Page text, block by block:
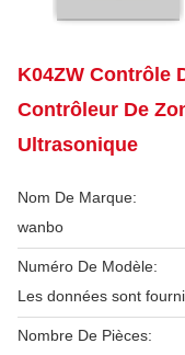
K04ZW Contrôle
Contrôleur De
Ultrasonique
Nom De Marque:
wanbo
Numéro De Modèle:
Les données sont
Nombre De Pièces: